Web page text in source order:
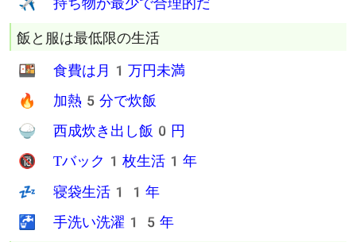
Twitter Facebook
物がないを楽しむ生活
🧘 真のミニマリストは
📦 引越しで全持ち物を
🦶 徒歩と公共交通機関で